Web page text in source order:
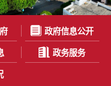
政府信息公开
政务服务